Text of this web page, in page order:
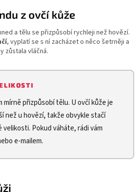
z ovčí kůže
a tělu se přizpůsobí rychleji než hovězí.
, vyplatí se s ní zacházet o něco šetrněji a
zůstala vláčná.
mírně přizpůsobí tělu. U ovčí kůže je
než u hovězí, takže obvykle stačí
Pokud váháte, rádi vám
e-mailem.